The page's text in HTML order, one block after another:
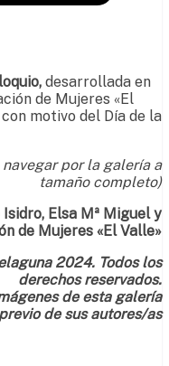
desarrollada en
de Mujeres «El
motivo del Día de la
por la galería a
tamaño completo)
Elsa Mª Miguel y
de Mujeres «El Valle»
2024. Todos los
derechos reservados.
de esta galería
de sus autores/as